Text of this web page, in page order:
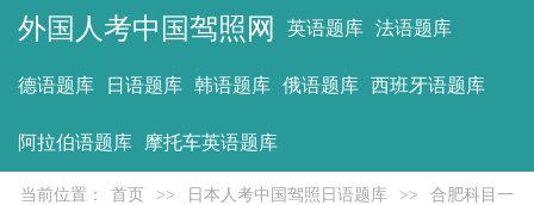
外国人考中国驾照网 英语题库 法语题库
德语题库 日语题库 韩语题库 俄语题库 西班牙语题库
阿拉伯语题库 摩托车英语题库
当前位置： 首页 >> 日本人考中国驾照日语题库 >>
合肥科目一